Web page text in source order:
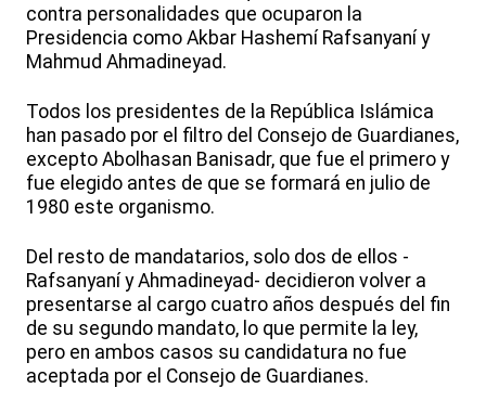
contra personalidades que ocuparon la
Presidencia como Akbar Hashemí Rafsanyaní y
Mahmud Ahmadineyad.
Todos los presidentes de la República Islámica
han pasado por el filtro del Consejo de Guardianes,
excepto Abolhasan Banisadr, que fue el primero y
fue elegido antes de que se formará en julio de
1980 este organismo.
Del resto de mandatarios, solo dos de ellos -
Rafsanyaní y Ahmadineyad- decidieron volver a
presentarse al cargo cuatro años después del fin
de su segundo mandato, lo que permite la ley,
pero en ambos casos su candidatura no fue
aceptada por el Consejo de Guardianes.